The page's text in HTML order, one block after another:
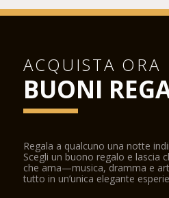
ACQUISTA ORA
BUONI
Regala a qualcuno una notte
Scegli un buono regalo e lascia
che ama—musica, dramma e
tutto in un’unica elegante